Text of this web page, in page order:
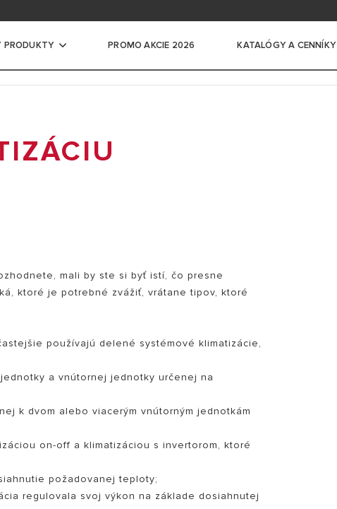
PRODUKTY
VODY
PROMO AKCIE 2026 KATALÓGY A CENNÍKY
mali by ste si byť istí, čo presne
ktoré je potrebné zvážiť, vrátane tipov, ktoré
používajú delené systémové klimatizácie,
a vnútornej jednotky určenej na
k dvom alebo viacerým vnútorným jednotkám
on-off a klimatizáciou s invertorom, ktoré
požadovanej teploty;
regulovala svoj výkon na základe dosiahnutej